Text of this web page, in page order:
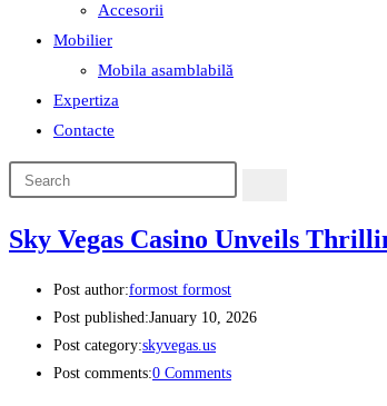
Accesorii
Mobilier
Mobila asamblabilă
Expertiza
Contacte
Sky Vegas Casino Unveils
Post author:formost formost
Post published:January 10, 2026
Post category:skyvegas.us
Post comments:0 Comments